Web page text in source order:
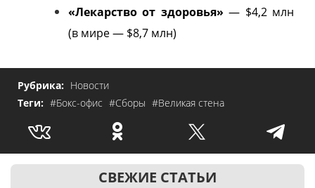
«Лекарство от здоровья» — $4,2 млн
(в мире — $8,7 млн)
Рубрика: Новости
Теги: #Бокс-офис #Сборы #Великая стена
СВЕЖИЕ СТАТЬИ